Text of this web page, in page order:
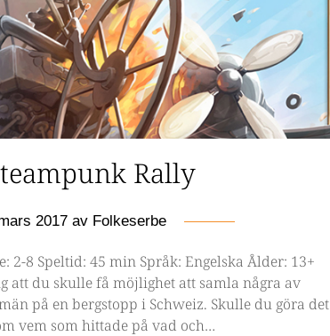
Rally
2017av Folkeserbe
2-8 Speltid: 45 min Språk: Engelska Ålder: 13+
att du skulle få möjlighet att samla några av
på en bergstopp i Schweiz. Skulle du göra det
vem som hittade på vad och…